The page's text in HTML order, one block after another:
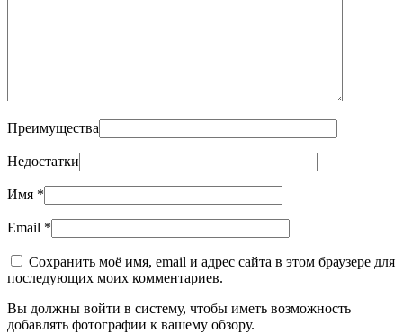
Преимущества
Недостатки
Имя *
Email *
Сохранить моё имя, email и адрес сайта в этом браузере для
последующих моих комментариев.
Вы должны войти в систему, чтобы иметь возможность
добавлять фотографии к вашему обзору.